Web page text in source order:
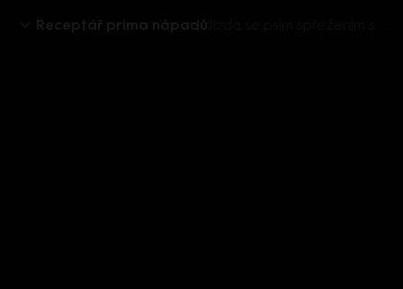
Receptář prima nápadů